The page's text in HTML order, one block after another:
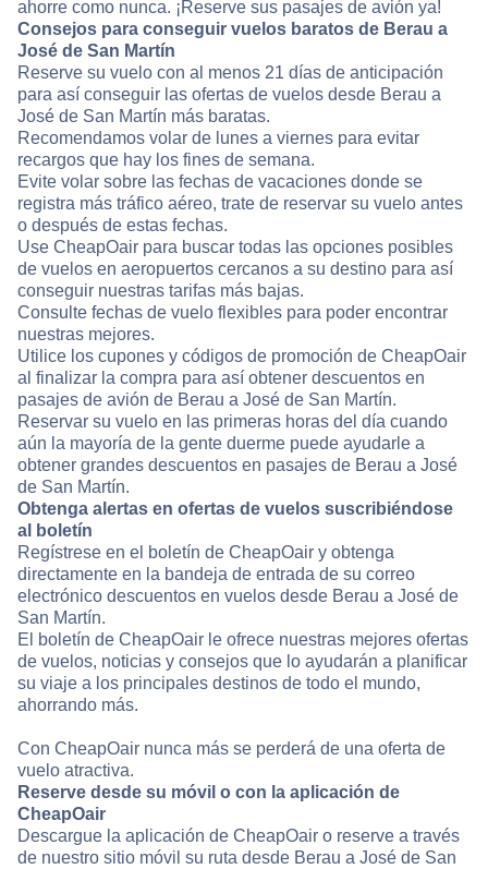
ahorre como nunca. ¡Reserve sus pasajes de avión ya!
Consejos para conseguir vuelos baratos de Berau a
José de San Martín
Reserve su vuelo con al menos 21 días de anticipación
para así conseguir las ofertas de vuelos desde Berau a
José de San Martín más baratas.
Recomendamos volar de lunes a viernes para evitar
recargos que hay los fines de semana.
Evite volar sobre las fechas de vacaciones donde se
registra más tráfico aéreo, trate de reservar su vuelo antes
o después de estas fechas.
Use CheapOair para buscar todas las opciones posibles
de vuelos en aeropuertos cercanos a su destino para así
conseguir nuestras tarifas más bajas.
Consulte fechas de vuelo flexibles para poder encontrar
nuestras mejores.
Utilice los cupones y códigos de promoción de CheapOair
al finalizar la compra para así obtener descuentos en
pasajes de avión de Berau a José de San Martín.
Reservar su vuelo en las primeras horas del día cuando
aún la mayoría de la gente duerme puede ayudarle a
obtener grandes descuentos en pasajes de Berau a José
de San Martín.
Obtenga alertas en ofertas de vuelos suscribiéndose
al boletín
Regístrese en el boletín de CheapOair y obtenga
directamente en la bandeja de entrada de su correo
electrónico descuentos en vuelos desde Berau a José de
San Martín.
El boletín de CheapOair le ofrece nuestras mejores ofertas
de vuelos, noticias y consejos que lo ayudarán a planificar
su viaje a los principales destinos de todo el mundo,
ahorrando más.
Con CheapOair nunca más se perderá de una oferta de
vuelo atractiva.
Reserve desde su móvil o con la aplicación de
CheapOair
Descargue la aplicación de CheapOair o reserve a través
de nuestro sitio móvil su ruta desde Berau a José de San